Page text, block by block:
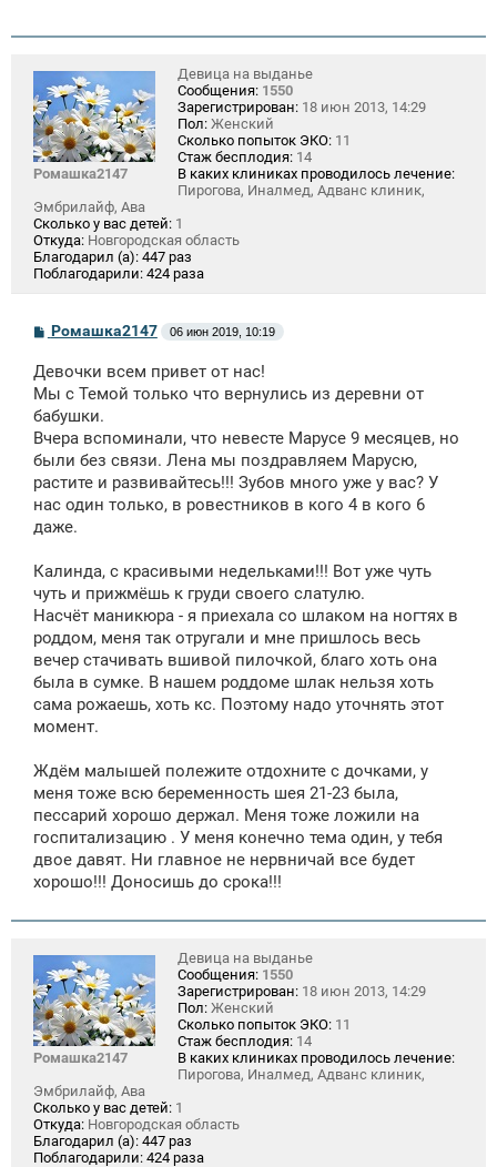
Ромашка2147
Девица на выданье
Сообщения: 1550
Зарегистрирован: 18 июн 2013, 14:29
Пол: Женский
Сколько попыток ЭКО: 11
Стаж бесплодия: 14
В каких клиниках проводилось лечение:
Пирогова, Иналмед, Адванс клиник,
Эмбрилайф, Ава
Сколько у вас детей: 1
Откуда: Новгородская область
Благодарил (а): 447 раз
Поблагодарили: 424 раза
С
о
б
щ
н
и
Ромашка2147 06 июн 2019, 10:19
Девочки всем привет от нас!
Мы с Темой только что вернулись из деревни от
бабушки.
Вчера вспоминали, что невесте Марусе 9 месяцев, но
были без связи. Лена мы поздравляем Марусю,
растите и развивайтесь!!! Зубов много уже у вас? У
нас один только, в ровестников в кого 4 в кого 6
даже.
Калинда, с красивыми недельками!!! Вот уже чуть
чуть и прижмёшь к груди своего слатулю.
Насчёт маникюра - я приехала со шлаком на ногтях в
роддом, меня так отругали и мне пришлось весь
вечер стачивать вшивой пилочкой, благо хоть она
была в сумке. В нашем роддоме шлак нельзя хоть
сама рожаешь, хоть кс. Поэтому надо уточнять этот
момент.
Ждём малышей полежите отдохните с дочками, у
меня тоже всю беременность шея 21-23 была,
пессарий хорошо держал. Меня тоже ложили на
госпитализацию . У меня конечно тема один, у тебя
двое давят. Ни главное не нервничай все будет
хорошо!!! Доносишь до срока!!!
Ромашка2147
Девица на выданье
Сообщения: 1550
Зарегистрирован: 18 июн 2013, 14:29
Пол: Женский
Сколько попыток ЭКО: 11
Стаж бесплодия: 14
В каких клиниках проводилось лечение:
Пирогова, Иналмед, Адванс клиник,
Эмбрилайф, Ава
Сколько у вас детей: 1
Откуда: Новгородская область
Благодарил (а): 447 раз
Поблагодарили: 424 раза